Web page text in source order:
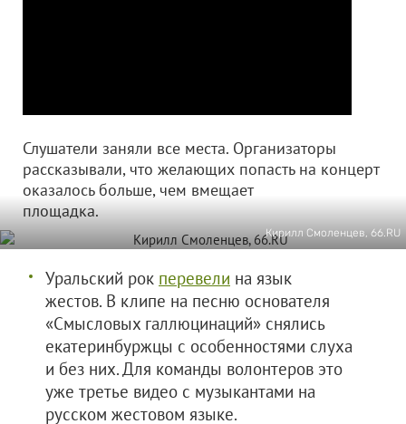
Слушатели заняли все места. Организаторы
рассказывали, что желающих попасть на концерт
оказалось больше, чем вмещает
площадка.
Кирилл Смоленцев, 66.RU
Уральский рок перевели на язык
жестов. В клипе на песню основателя
«Смысловых галлюцинаций» снялись
екатеринбуржцы с особенностями слуха
и без них. Для команды волонтеров это
уже третье видео с музыкантами на
русском жестовом языке.